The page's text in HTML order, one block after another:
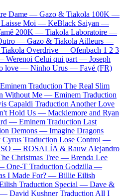
Dame — Gazo & Tiakola 100K —
Laisse Moi — KeBlack Saiyan —
200K — Tiakola Laboratoire —
— Gazo & Tiakola Ailleurs —
Overdrive — Ofenbach 1 2 3
Werenoi Celui qui part — Joseph
love — Ninho Urus — Favé (FR)
Eminem Traduction The Real Slim
Without Me — Eminem Traduction
Capaldi Traduction Another Love
Hold Us — Macklemore and Ryan
— Eminem Traduction Last
Demons — Imagine Dragons
Cyrus Traduction Lose Control —
— ROSALÍA & Rauw Alejandro
Christmas Tree — Brenda Lee
One-T Traduction Godzilla —
I Made For? — Billie Eilish
Traduction Special — Dave &
— David Kushner Traduction All I